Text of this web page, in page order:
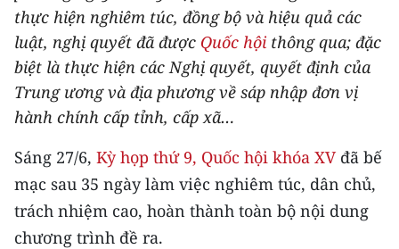
PHÁP LUẬT
DU LỊCH
THẾ GIỚI
THỂ THAO
GIÁO DỤC
Y TẾ
thực hiện nghiêm túc, đồng bộ và hiệu quả các
luật, nghị quyết đã được Quốc hội thông qua; đặc
biệt là thực hiện các Nghị quyết, quyết định của
Trung ương và địa phương về sáp nhập đơn vị
hành chính cấp tỉnh, cấp xã…
Sáng 27/6, Kỳ họp thứ 9, Quốc hội khóa XVđã bế
mạc sau 35 ngày làm việc nghiêm túc, dân chủ,
trách nhiệm cao, hoàn thành toàn bộ nội dung
chương trình đề ra.